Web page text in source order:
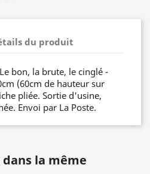
du produit
bon, la brute, le cinglé -
(60cm de hauteur sur
pliée. Sortie d'usine,
Envoi par La Poste.
la même